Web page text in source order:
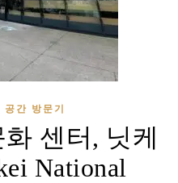
공간 방문기
센터, 닛케
National